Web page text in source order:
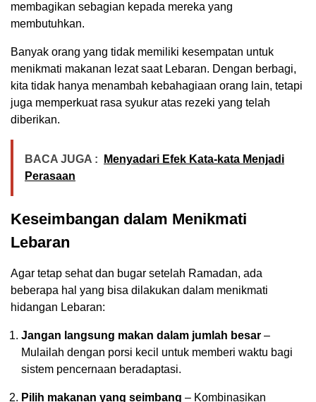
membagikan sebagian kepada mereka yang
membutuhkan.
Banyak orang yang tidak memiliki kesempatan untuk
menikmati makanan lezat saat Lebaran. Dengan berbagi,
kita tidak hanya menambah kebahagiaan orang lain, tetapi
juga memperkuat rasa syukur atas rezeki yang telah
diberikan.
BACA JUGA :
Menyadari Efek Kata-kata Menjadi
Perasaan
Keseimbangan dalam Menikmati
Lebaran
Agar tetap sehat dan bugar setelah Ramadan, ada
beberapa hal yang bisa dilakukan dalam menikmati
hidangan Lebaran:
Jangan langsung makan dalam jumlah besar –
Mulailah dengan porsi kecil untuk memberi waktu bagi
sistem pencernaan beradaptasi.
Pilih makanan yang seimbang – Kombinasikan